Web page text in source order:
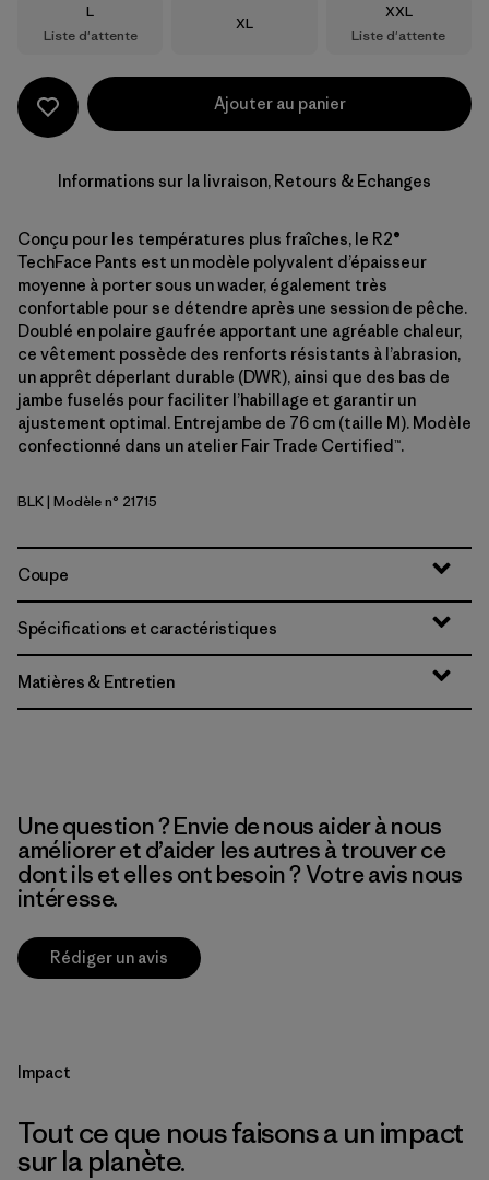
Taille
L
Liste d'attente
Taille
XL
Taille
XXL
Liste d'attente
Ajouter au panier
Informations sur la livraison, Retours & Echanges
Conçu pour les températures plus fraîches, le R2®
TechFace Pants est un modèle polyvalent d’épaisseur
moyenne à porter sous un wader, également très
confortable pour se détendre après une session de pêche.
Doublé en polaire gaufrée apportant une agréable chaleur,
ce vêtement possède des renforts résistants à l’abrasion,
un apprêt déperlant durable (DWR), ainsi que des bas de
jambe fuselés pour faciliter l’habillage et garantir un
ajustement optimal. Entrejambe de 76 cm (taille M). Modèle
confectionné dans un atelier Fair Trade Certified™.
Black
BLK| Modèle n° 21715
Coupe
Spécifications et caractéristiques
Matières & Entretien
Une question ? Envie de nous aider à nous
améliorer et d’aider les autres à trouver ce
dont ils et elles ont besoin ? Votre avis nous
intéresse.
Rédiger un avis
Impact
Tout ce que nous faisons a un impact
sur la planète.